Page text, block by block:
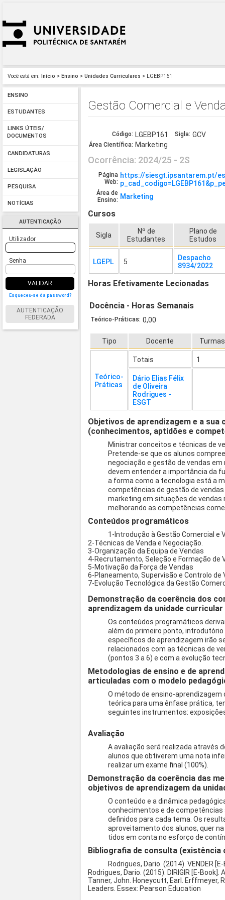
Você está em: Início > Ensino > Unidades Curriculares > LGEBP161
ENSINO
ESTUDANTES
LINKS ÚTEIS/
DOCUMENTOS
CANDIDATURAS
LEGISLAÇÃO
PESQUISA
NOTÍCIAS
AUTENTICAÇÃO
Utilizador
Senha
VALIDAR
Esqueceu-se da password?
AUTENTICAÇÃO
FEDERADA
Gestão Comercial e
Código: LGEBP161 Sigla: GCV
Área Científica: Marketing
Ocorrência: 2024/25 - 2S
Página
Web:
https://siesgt.ipsantarem.pt/
Área de
Ensino: Marketing
Cursos
Sigla
Nº de
Estudantes
Plano de
Estudos
LGEPL 5
Despacho
8934/2022
Horas Efetivamente Lecionadas
Docência - Horas Semanais
Teórico-Práticas: 0,00
Tipo Docente Turmas
Teórico-
Práticas
Totais 1
Dário Elias Félix
de Oliveira
Rodrigues -
ESGT
Objetivos de aprendizagem e a
(conhecimentos, aptidões e
Ministrar conceitos e técnicas de
Pretende-se que os alunos
negociação e gestão de vendas
devem entender a importância da
a forma como a tecnologia está a
competências de gestão de
marketing em situações de vendas
melhorando as competências
Conteúdos programáticos
1-Introdução à Gestão Comercial e
2-Técnicas de Venda e Negociação.
3-Organização da Equipa de Vendas
4-Recrutamento, Seleção e Formação de
5-Motivação da Força de Vendas
6-Planeamento, Supervisão e Controlo de
7-Evolução Tecnológica da Gestão
Demonstração da coerência dos
aprendizagem da unidade curricular
Os conteúdos programáticos
além do primeiro ponto,
específicos de aprendizagem irão
relacionados com as técnicas de
(pontos 3 a 6) e com a evolução
Metodologias de ensino e de
articuladas com o modelo
O método de ensino-
teórica para uma ênfase prática,
seguintes instrumentos:
Avaliação
A avaliação será realizada através
alunos que obtiverem uma nota
realizar um exame final (100%).
Demonstração da coerência das
objetivos de aprendizagem da
O conteúdo e a dinâmica
conhecimentos e de competências
definidos para cada tema. Os
aproveitamento dos alunos, quer
tidos em conta no esforço de
Bibliografia de consulta
Rodrigues, Dario. (2014). VENDER
Rodrigues, Dario. (2015). DIRIGIR [E-
Tanner, John. Honeycutt, Earl. Erffmeyer,
Leaders. Essex: Pearson Education